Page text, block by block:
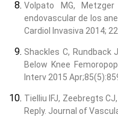
Volpato MG,
endovascular de los
Cardiol Invasiva 2014;
Shackles C, Rundback
Below Knee
Interv 2015
Tielliu IFJ, Zeebregts
Reply. Journal of